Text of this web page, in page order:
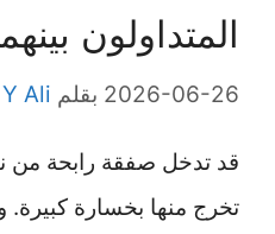
المتداولون
2026-06-26 بقلم Ali
قد تدخل صفقة رابحة من
تخرج منها بخسارة